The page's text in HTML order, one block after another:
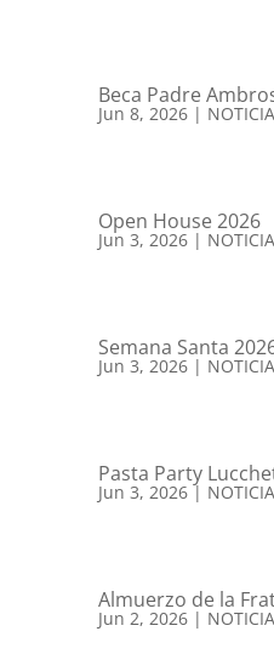
Beca Padre
Jun 8, 2026|
Open House 2026
Jun 3, 2026|
Semana Santa
Jun 3, 2026|
Pasta Party
Jun 3, 2026|
Almuerzo de la
Jun 2, 2026|